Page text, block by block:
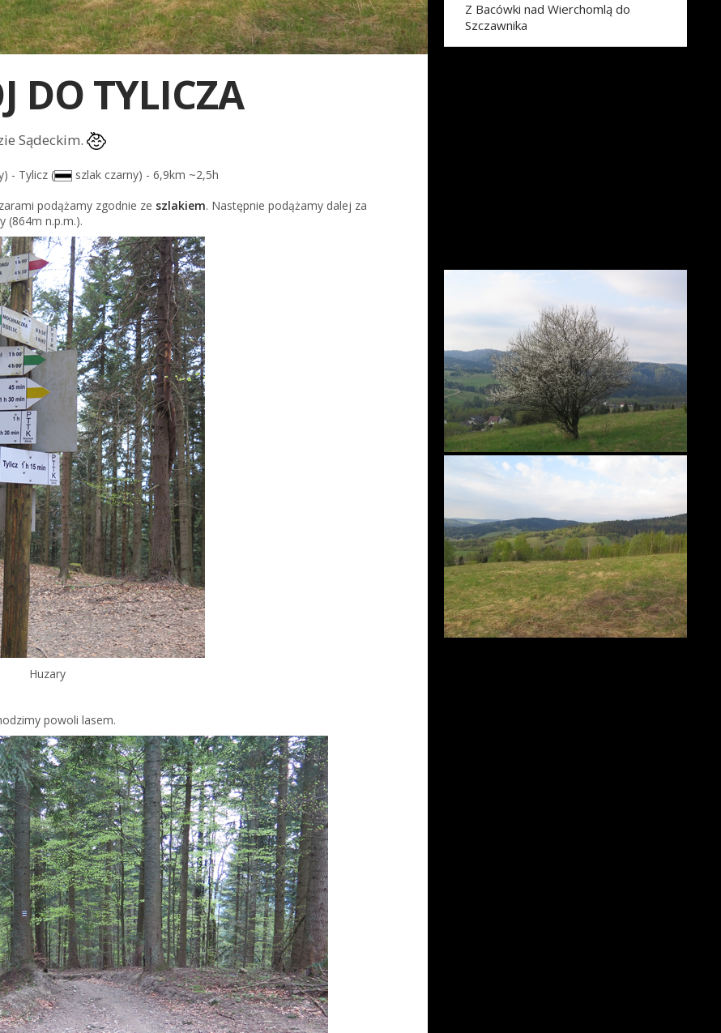
DO TYLICZA
Sądeckim.
- Tylicz (
szlak czarny) - 6,9km ~2,5h
podążamy zgodnie ze szlakiem. Następnie podążamy dalej za
(864m n.p.m.).
Huzary
powoli lasem.
Z Bacówki nad Wierchomlą do
Szczawnika